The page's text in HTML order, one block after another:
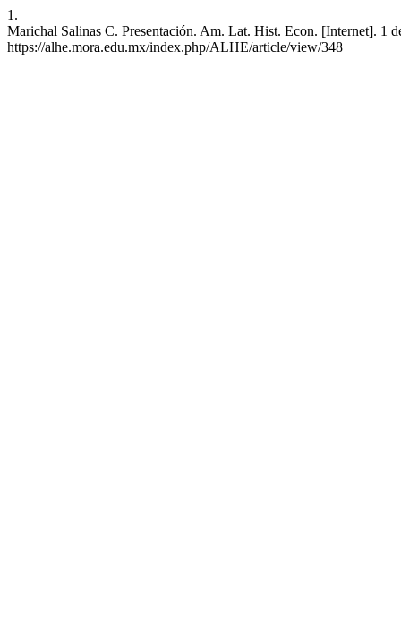
1.
Marichal Salinas C. Presentación. Am. Lat. Hist. Econ. [Internet]. 1
https://alhe.mora.edu.mx/index.php/ALHE/article/view/348